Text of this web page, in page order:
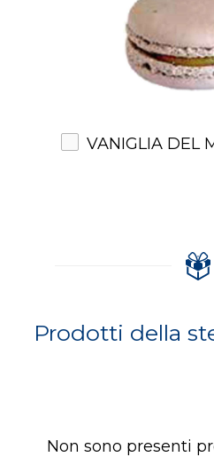
VANIGLIA DEL
Prodotti della
Non sono presenti